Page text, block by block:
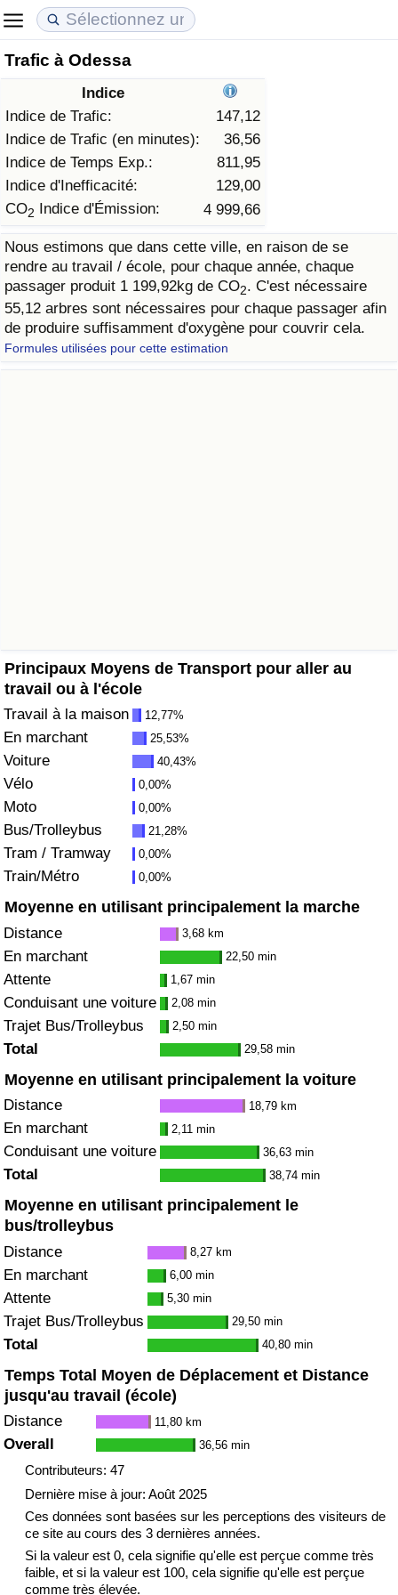
Trafic à Odessa
Indice
Indice de Trafic:
147,12
Indice de Trafic (en minutes):
36,56
Indice de Temps Exp.:
811,95
Indice d'Inefficacité:
129,00
CO2 Indice d'Émission: 4 999,66
Nous estimons que dans cette ville, en raison de se
rendre au travail / école, pour chaque année, chaque
passager produit 1 199,92kg de CO2. C'est nécessaire
55,12 arbres sont nécessaires pour chaque passager afin
de produire suffisamment d'oxygène pour couvrir cela.
Formules utilisées pour cette estimation
Principaux Moyens de Transport pour aller au
travail ou à l'école
Travail à la maison 12,77%
En marchant 25,53%
Voiture 40,43%
Vélo 0,00%
Moto 0,00%
Bus/Trolleybus 21,28%
Tram / Tramway 0,00%
Train/Métro 0,00%
Moyenne en utilisant principalement la marche
Distance 3,68 km
En marchant 22,50 min
Attente 1,67 min
Conduisant une voiture 2,08 min
Trajet Bus/Trolleybus 2,50 min
Total 29,58 min
Moyenne en utilisant principalement la voiture
Distance 18,79 km
En marchant 2,11 min
Conduisant une voiture 36,63 min
Total 38,74 min
Moyenne en utilisant principalement le
bus/trolleybus
Distance 8,27 km
En marchant 6,00 min
Attente 5,30 min
Trajet Bus/Trolleybus 29,50 min
Total 40,80 min
Temps Total Moyen de Déplacement et Distance
jusqu'au travail (école)
Distance 11,80 km
Overall 36,56 min
Contributeurs: 47
Dernière mise à jour: Août 2025
Ces données sont basées sur les perceptions des visiteurs de
ce site au cours des 3 dernières années.
Si la valeur est 0, cela signifie qu'elle est perçue comme très
faible, et si la valeur est 100, cela signifie qu'elle est perçue
comme très élevée.
Coût de la vie
Indice du Coût de la Vie (Actuel)
Indice du Coût de la Vie
Indice du coût de la vie par pays
à Akaba
Prix de l'immobilier
Indice des Prix de l'immobilier (Actuel)
Indice des Prix de l'immobilier
Indice des Prix de l'immobilier par Pays
Qualité de Vie
Indice de Qualité de Vie
Indice de Qualité de Vie (Actuel)
Indice de qualité de vie par pays
Criminalité
Indice de Criminalité (Actuel)
Indice de Criminalité
Indice de Pollution par Pays
Trafic
Indice de Trafic
Indice de Trafic (Actuel)
Indice de Trafic par Pays